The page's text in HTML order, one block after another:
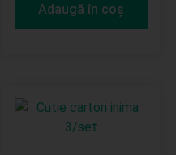
Adaugă în coș